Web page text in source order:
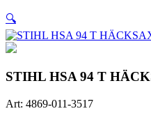
🔍
STIHL HSA 94 T
Art: 4869-011-3517